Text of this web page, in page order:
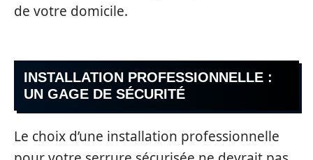
de votre domicile.
INSTALLATION PROFESSIONNELLE :
UN GAGE DE SÉCURITÉ
Le choix d’une installation professionnelle